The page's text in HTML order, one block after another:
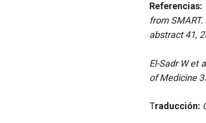
Referencias:
from
abstract 41,
El-Sadr W et
of Medicine
Traducción: